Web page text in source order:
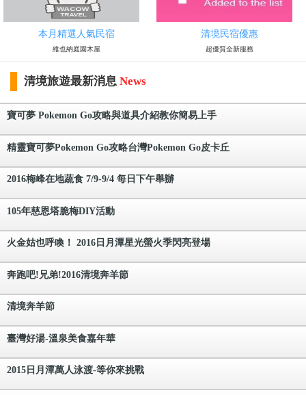
本月精選人氣民宿
維也納庭園木屋
清境民宿優惠
超優質全新服務
清境旅遊最新消息 News
寶可夢 Pokemon Go攻略與道具介紹教你簡易上手
精靈寶可夢Pokemon Go攻略台灣Pokemon Go皮卡丘
2016梅峰在地蔬食 7/9-9/4 每日下午舉辦
105年慈恩塔脆梅DIY活動
火金姑也呼喚！ 2016日月潭星光螢火季閃亮登場
奔跑吧!兄弟!2016清境奔羊節
清境奔羊節
臺灣好湯-溫泉美食嘉年華
2015日月潭萬人泳渡-等你來挑戰